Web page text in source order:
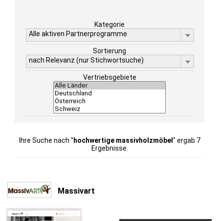
Kategorie
Alle aktiven Partnerprogramme
Sortierung
nach Relevanz (nur Stichwortsuche)
Vertriebsgebiete
Ihre Suche nach " hochwertige massivholzmöbel " ergab 7
Ergebnisse.
Massivart